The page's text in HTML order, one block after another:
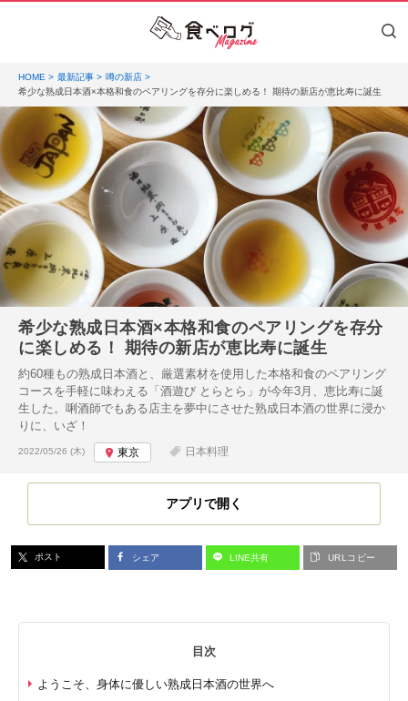
HOME 最新記事
噂の新店
希少な熟成日本酒×本格和食のペアリングを存分に楽しめる！ 期待の新店が恵比寿に誕生
希少な熟成日本酒×本格和食のペアリングを存分
に楽しめる！ 期待の新店が恵比寿に誕生
約60種もの熟成日本酒と、厳選素材を使用した本格和食のペアリング
コースを手軽に味わえる「酒遊び とらとら」が今年3月、恵比寿に誕
生した。唎酒師でもある店主を夢中にさせた熟成日本酒の世界に浸か
りに、いざ！
投稿日:
2022/05/26 (木) 東京 日本料理
アプリで開く
ポスト シェア LINE共有 URLコピー
目次
ようこそ、身体に優しい熟成日本酒の世界へ